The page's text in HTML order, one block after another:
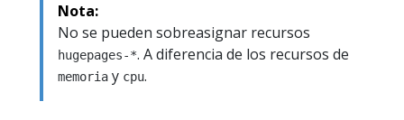
Nota:
No se pueden sobreasignar recursos
hugepages-*. A diferencia de los recursos de
memoria y cpu.